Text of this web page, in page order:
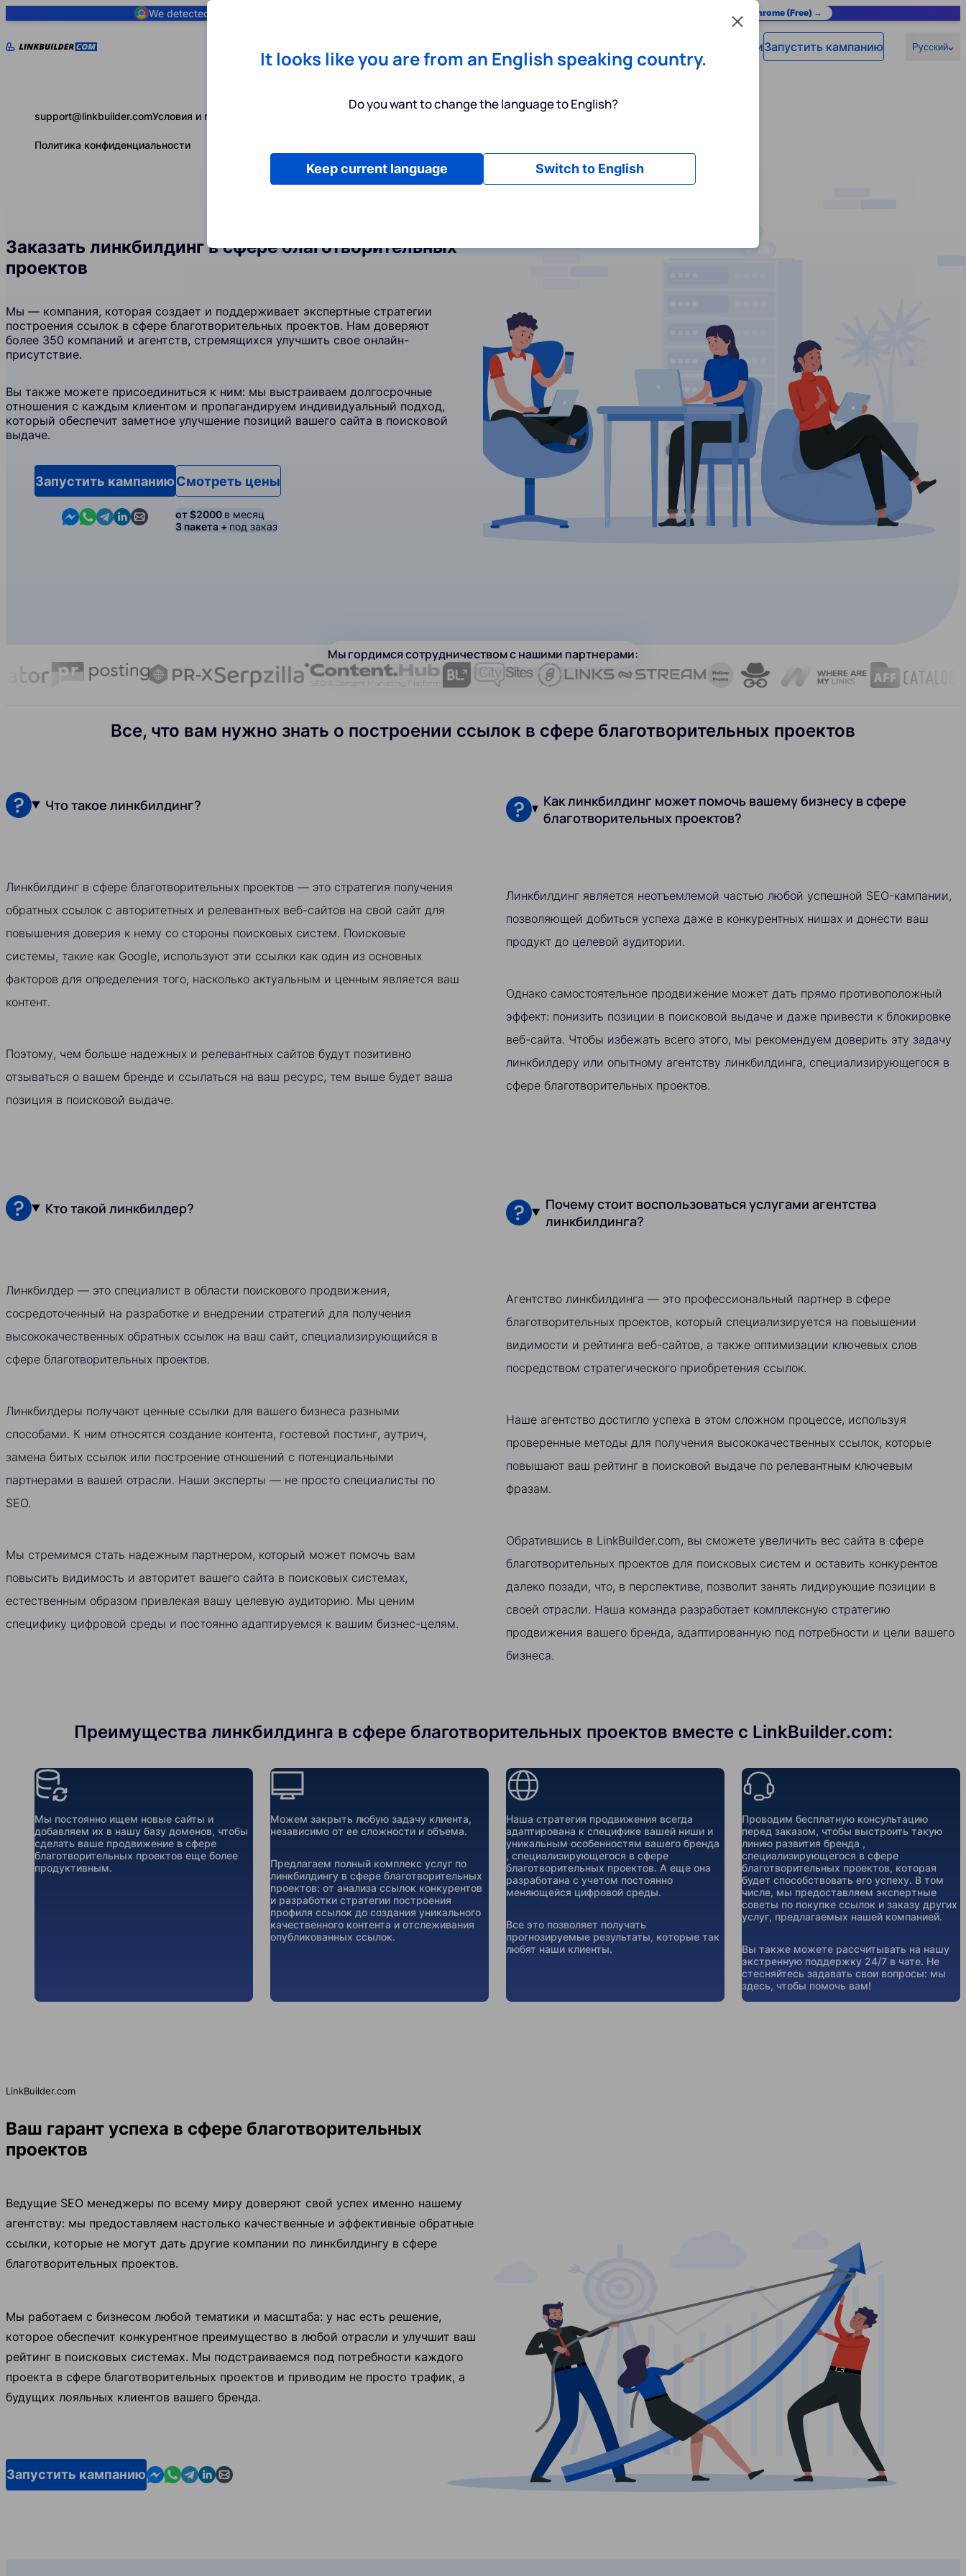
We detected you are using Add to Chrome (Free) →
ВойтиЗапустить кампанию Русский
support@linkbuilder.comУсловия и положения
Политика конфиденциальности
Заказать линкбилдинг в сфере благотворительных
проектов
Мы — компания, которая создает и поддерживает экспертные стратегии
построения ссылок в сфере благотворительных проектов. Нам доверяют
более 350 компаний и агентств, стремящихся улучшить свое онлайн-
присутствие.
Вы также можете присоединиться к ним: мы выстраиваем долгосрочные
отношения с каждым клиентом и пропагандируем индивидуальный подход,
который обеспечит заметное улучшение позиций вашего сайта в поисковой
выдаче.
Запустить кампанию
Contact us in Messenger
Contact us in WhatsApp
Contact us in Telegram
Contact us in Linkedin
Contact us by email
Смотреть цены
от $2000 в месяц
3 пакета + под заказ
Мы гордимся сотрудничеством с нашими партнерами:
Все, что вам нужно знать о построении ссылок в сфере благотворительных проектов
Что такое линкбилдинг?
Линкбилдинг в сфере благотворительных проектов — это стратегия получения
обратных ссылок с авторитетных и релевантных веб-сайтов на свой сайт для
повышения доверия к нему со стороны поисковых систем. Поисковые
системы, такие как Google, используют эти ссылки как один из основных
факторов для определения того, насколько актуальным и ценным является ваш
контент.
Поэтому, чем больше надежных и релевантных сайтов будут позитивно
отзываться о вашем бренде и ссылаться на ваш ресурс, тем выше будет ваша
позиция в поисковой выдаче.
Как линкбилдинг может помочь вашему бизнесу в сфере
благотворительных проектов?
Линкбилдинг является неотъемлемой частью любой успешной SEO-кампании,
позволяющей добиться успеха даже в конкурентных нишах и донести ваш
продукт до целевой аудитории.
Однако самостоятельное продвижение может дать прямо противоположный
эффект: понизить позиции в поисковой выдаче и даже привести к блокировке
веб-сайта. Чтобы избежать всего этого, мы рекомендуем доверить эту задачу
линкбилдеру или опытному агентству линкбилдинга, специализирующегося в
сфере благотворительных проектов.
Кто такой линкбилдер?
Линкбилдер — это специалист в области поискового продвижения,
сосредоточенный на разработке и внедрении стратегий для получения
высококачественных обратных ссылок на ваш сайт, специализирующийся в
сфере благотворительных проектов.
Линкбилдеры получают ценные ссылки для вашего бизнеса разными
способами. К ним относятся создание контента, гостевой постинг, аутрич,
замена битых ссылок или построение отношений с потенциальными
партнерами в вашей отрасли. Наши эксперты — не просто специалисты по
SEO.
Мы стремимся стать надежным партнером, который может помочь вам
повысить видимость и авторитет вашего сайта в поисковых системах,
естественным образом привлекая вашу целевую аудиторию. Мы ценим
специфику цифровой среды и постоянно адаптируемся к вашим бизнес-целям.
Почему стоит воспользоваться услугами агентства
линкбилдинга?
Агентство линкбилдинга — это профессиональный партнер в сфере
благотворительных проектов, который специализируется на повышении
видимости и рейтинга веб-сайтов, а также оптимизации ключевых слов
посредством стратегического приобретения ссылок.
Наше агентство достигло успеха в этом сложном процессе, используя
проверенные методы для получения высококачественных ссылок, которые
повышают ваш рейтинг в поисковой выдаче по релевантным ключевым
фразам.
Обратившись в LinkBuilder.com, вы сможете увеличить вес сайта в сфере
благотворительных проектов для поисковых систем и оставить конкурентов
далеко позади, что, в перспективе, позволит занять лидирующие позиции в
своей отрасли. Наша команда разработает комплексную стратегию
продвижения вашего бренда, адаптированную под потребности и цели вашего
бизнеса.
Преимущества линкбилдинга в сфере благотворительных проектов вместе с LinkBuilder.com:
Мы постоянно ищем новые сайты и
добавляем их в нашу базу доменов, чтобы
сделать ваше продвижение в сфере
благотворительных проектов еще более
продуктивным.
Можем закрыть любую задачу клиента,
независимо от ее сложности и объема.
Предлагаем полный комплекс услуг по
линкбилдингу в сфере благотворительных
проектов: от анализа ссылок конкурентов
и разработки стратегии построения
профиля ссылок до создания уникального
качественного контента и отслеживания
опубликованных ссылок.
Наша стратегия продвижения всегда
адаптирована к специфике вашей ниши и
уникальным особенностям вашего бренда
, специализирующегося в сфере
благотворительных проектов. А еще она
разработана с учетом постоянно
меняющейся цифровой среды.
Все это позволяет получать
прогнозируемые результаты, которые так
любят наши клиенты.
Проводим бесплатную консультацию
перед заказом, чтобы выстроить такую
линию развития бренда ,
специализирующегося в сфере
благотворительных проектов, которая
будет способствовать его успеху. В том
числе, мы предоставляем экспертные
советы по покупке ссылок и заказу других
услуг, предлагаемых нашей компанией.
Вы также можете рассчитывать на нашу
экстренную поддержку 24/7 в чате. Не
стесняйтесь задавать свои вопросы: мы
здесь, чтобы помочь вам!
LinkBuilder.com
Ваш гарант успеха в сфере благотворительных
проектов
Ведущие SEO менеджеры по всему миру доверяют свой успех именно нашему
агентству: мы предоставляем настолько качественные и эффективные обратные
ссылки, которые не могут дать другие компании по линкбилдингу в сфере
благотворительных проектов.
Мы работаем с бизнесом любой тематики и масштаба: у нас есть решение,
которое обеспечит конкурентное преимущество в любой отрасли и улучшит ваш
рейтинг в поисковых системах. Мы подстраиваемся под потребности каждого
проекта в сфере благотворительных проектов и приводим не просто трафик, а
будущих лояльных клиентов вашего бренда.
Запустить кампаниюContact us in Messenger
Contact us in WhatsApp
Contact us in Telegram
Contact us in Linkedin
Contact us by email
Close
It looks like you are from an English speaking country.
Do you want to change the language to English?
Switch to English
Keep current language